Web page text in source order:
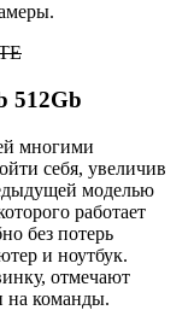
512Gb
многими
себя, увеличив
моделью
работает
без потерь
и ноутбук.
отмечают
на команды.